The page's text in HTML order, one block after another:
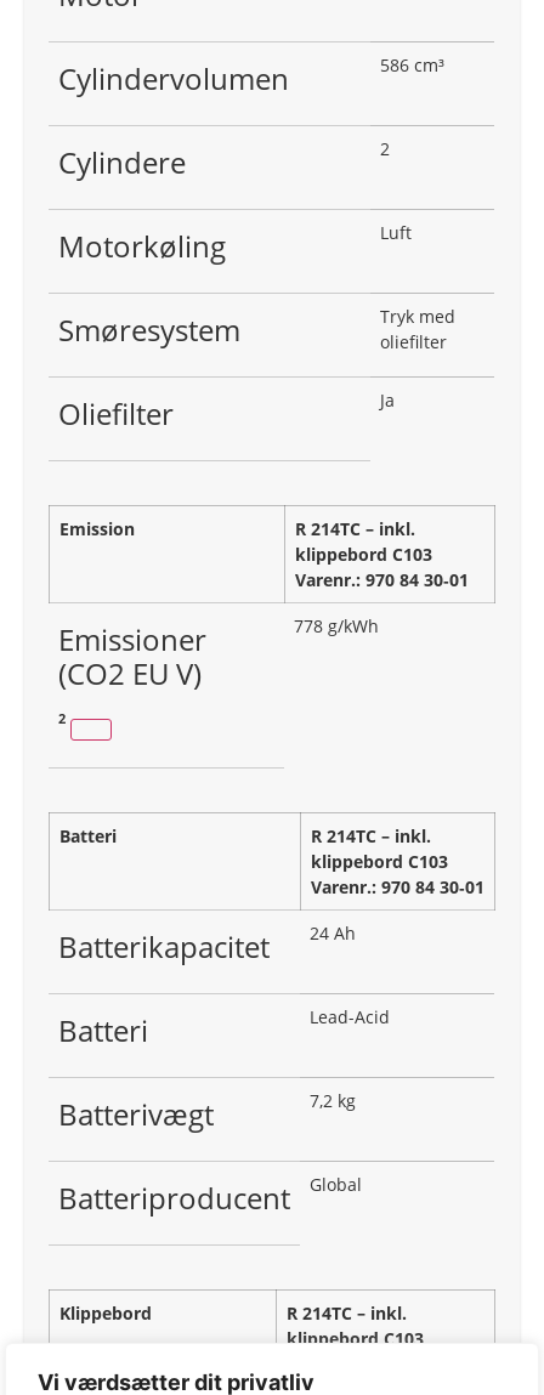
Vi værdsætter dit privatliv
Cylindervolumen 586 cm³
Cylindere 2
Motorkøling Luft
Smøresystem
Tryk med
oliefilter
Oliefilter Ja
Emission
R 214TC – inkl.
klippebord C103
Varenr.: 970 84 30‑01
Emissioner
(CO2 EU V)
2
778 g/kWh
Batteri
R 214TC – inkl.
klippebord C103
Varenr.: 970 84 30‑01
Batterikapacitet 24 Ah
Batteri Lead-Acid
Batterivægt 7,2 kg
Batteriproducent Global
Klippebord
R 214TC – inkl.
klippebord C103